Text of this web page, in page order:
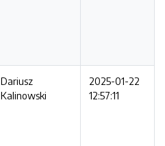
Dariusz
Kalinowski
2025-01-22
12:57:11